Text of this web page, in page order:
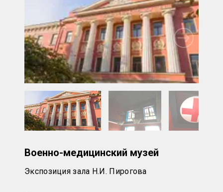
Военно-медицинский музей
Экспозиция зала Н.И. Пирогова